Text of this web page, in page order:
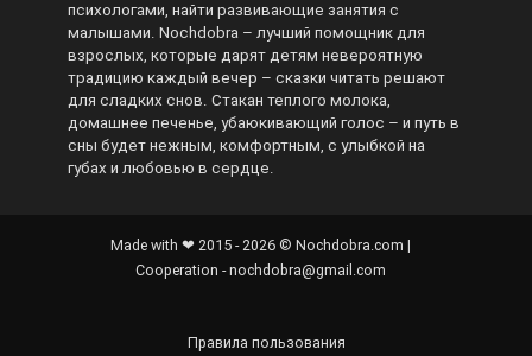
психологами, найти развивающие занятия с
малышами. Nochdobra – лучший помощник для
взрослых, которые дарят детям невероятную
традицию каждый вечер – сказки читать решают
для сладких снов. Стакан теплого молока,
домашнее печенье, убаюкивающий голос – и путь в
сны будет нежным, комфортным, с улыбкой на
губах и любовью в сердце.
Made with ❤ 2015 - 2026 © Nochdobra.com |
Cooperation - nochdobra@gmail.com
Правила пользования